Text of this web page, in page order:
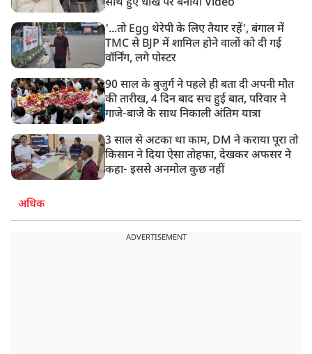
'...तो Egg थेरेपी के लिए तैयार रहें', बंगाल में
TMC से BJP में शामिल होने वालों को दी गई
वॉर्निंग, लगे पोस्टर
90 साल के बुजुर्ग ने पहले ही बता दी अपनी मौत
की तारीख, 4 दिन बाद सच हुई बात, परिवार ने
गाजे-बाजे के साथ निकाली अंतिम यात्रा
3 साल से अटका था काम, DM ने कराया पूरा तो
किसान ने दिया ऐसा तोहफा, देखकर अफसर ने
कहा- इससे अनमोल कुछ नहीं
अधिक
ADVERTISEMENT